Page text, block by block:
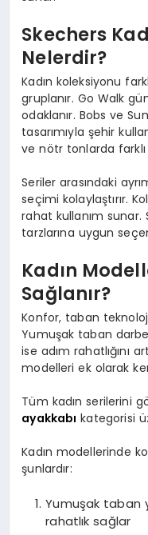
Skechers
Nelerdir?
Kadın koleksiyonu
gruplanır. Go Walk
odaklanır. Bobs ve
tasarımıyla şehir
ve nötr tonlarda
Seriler arasındaki
seçimi kolaylaştırır.
rahat kullanım sunar.
tarzlarına uygun
Kadın
Sağlanır?
Konfor, taban
Yumuşak taban
ise adım rahatlığını
modelleri ek olarak
Tüm kadın serilerini
ayakkabı kategorisi
Kadın modellerinde
şunlardır:
Yumuşak taban
rahatlık sağlar